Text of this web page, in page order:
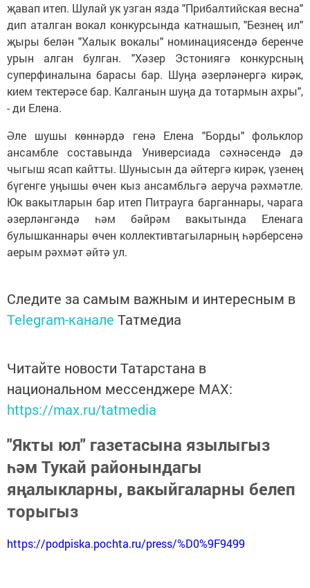
җавап итеп. Шулай ук узган язда "Прибалтийская весна"
дип аталган вокал конкурсында катнашып, "Безнең ил"
җыры белән "Халык вокалы" номинациясендә беренче
урын алган булган. "Хәзер Эстониягә конкурсның
суперфиналына барасы бар. Шуңа әзерләнергә кирәк,
кием тектерәсе бар. Калганын шуңа да тотармын ахры",
- ди Елена.
Әле шушы көннәрдә генә Елена "Борды" фольклор
ансамбле составында Универсиада сәхнәсендә дә
чыгыш ясап кайтты. Шунысын да әйтергә кирәк, үзенең
бүгенге уңышы өчен кыз ансамбльгә аеруча рәхмәтле.
Юк вакытларын бар итеп Питрауга барганнары, чарага
әзерләнгәндә һәм бәйрәм вакытында Еленага
булышканнары өчен коллективтагыларның һәрберсенә
аерым рәхмәт әйтә ул.
Следите за самым важным и интересным в
Telegram-канале Татмедиа
Читайте новости Татарстана в
национальном мессенджере MАХ:
https://max.ru/tatmedia
"Якты юл" газетасына язылыгыз
һәм Тукай районындагы
яңалыкларны, вакыйгаларны белеп
торыгыз
https://podpiska.pochta.ru/press/%D0%9F9499